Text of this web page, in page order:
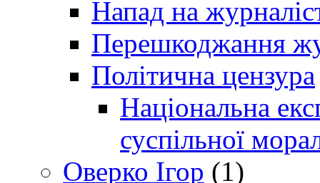
Напад на
Перешкоджання
Політична цензура
Національна
суспільної
Оверко Ігор (1)